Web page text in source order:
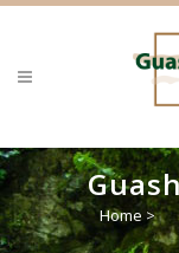
Home >